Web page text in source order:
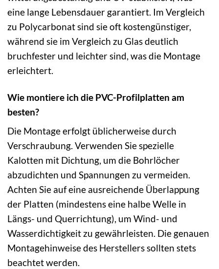
eine lange Lebensdauer garantiert. Im Vergleich
zu Polycarbonat sind sie oft kostengünstiger,
während sie im Vergleich zu Glas deutlich
bruchfester und leichter sind, was die Montage
erleichtert.
Wie montiere ich die PVC-Profilplatten am
besten?
Die Montage erfolgt üblicherweise durch
Verschraubung. Verwenden Sie spezielle
Kalotten mit Dichtung, um die Bohrlöcher
abzudichten und Spannungen zu vermeiden.
Achten Sie auf eine ausreichende Überlappung
der Platten (mindestens eine halbe Welle in
Längs- und Querrichtung), um Wind- und
Wasserdichtigkeit zu gewährleisten. Die genauen
Montagehinweise des Herstellers sollten stets
beachtet werden.